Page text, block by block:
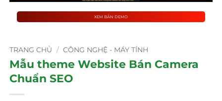
XEM BẢN DEMO
TRANG CHỦ / CÔNG NGHỆ - MÁY TÍNH
Mẫu theme Website Bán Camera
Chuẩn SEO